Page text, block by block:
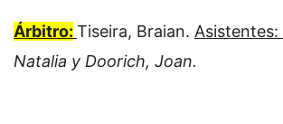
Árbitro: Tiseira, Braian. Asistentes:
Natalia y Doorich, Joan.